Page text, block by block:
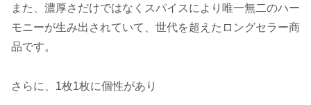
また、濃厚さだけではなくスパイスにより唯一無二のハー
モニーが生み出されていて、世代を超えたロングセラー商
品です。
さらに、1枚1枚に個性があり